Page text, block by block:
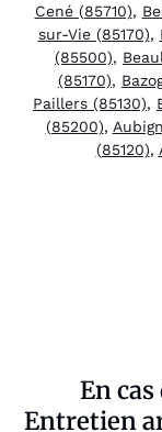
Cené (85710),
sur-Vie (85170),
(85500),
(85170),
Paillers (85130),
(85200),
(85120),
En
Entretien